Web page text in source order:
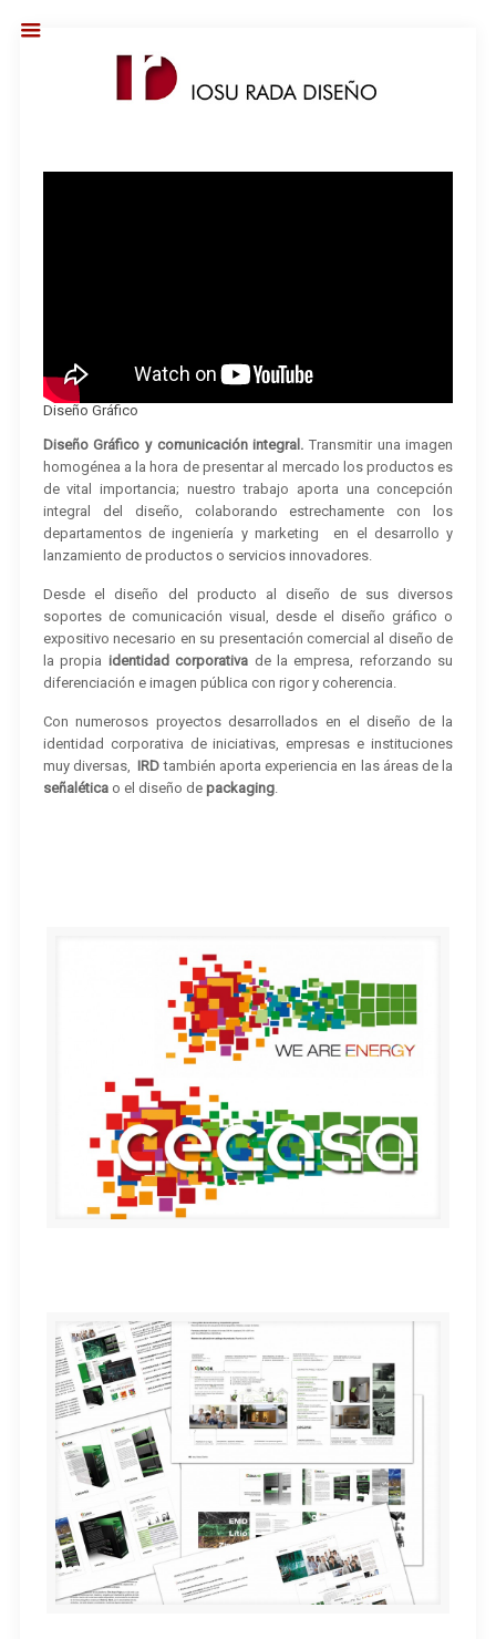
Diseño Gráfico
Diseño Gráfico y comunicación integral. Transmitir una imagen
homogénea a la hora de presentar al mercado los productos es
de vital importancia; nuestro trabajo aporta una concepción
integral del diseño, colaborando estrechamente con los
departamentos de ingeniería y marketing en el desarrollo y
lanzamiento de productos o servicios innovadores.
Desde el diseño del producto al diseño de sus diversos
soportes de comunicación visual, desde el diseño gráfico o
expositivo necesario en su presentación comercial al diseño de
la propia identidad corporativa de la empresa, reforzando su
diferenciación e imagen pública con rigor y coherencia.
Con numerosos proyectos desarrollados en el diseño de la
identidad corporativa de iniciativas, empresas e instituciones
muy diversas,IRD también aporta experiencia en las áreas de la
señaléticao el diseño de packaging.